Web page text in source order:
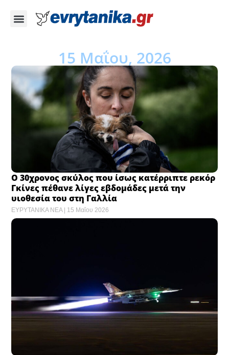
15 Μαΐου, 2026
Ο 30χρονος σκύλος που ίσως κατέρριπτε ρεκόρ
Γκίνες πέθανε λίγες εβδομάδες μετά την
υιοθεσία του στη Γαλλία
ΕΥΡΥΤΑΝΙΚΑ ΝΕΑ 15 Μαΐου 2026